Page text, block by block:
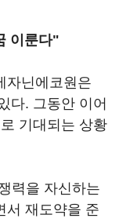
이룬다"
자닌에코원은
다. 그동안 이어
기대되는 상황
력을 자신하는
서 재도약을 준